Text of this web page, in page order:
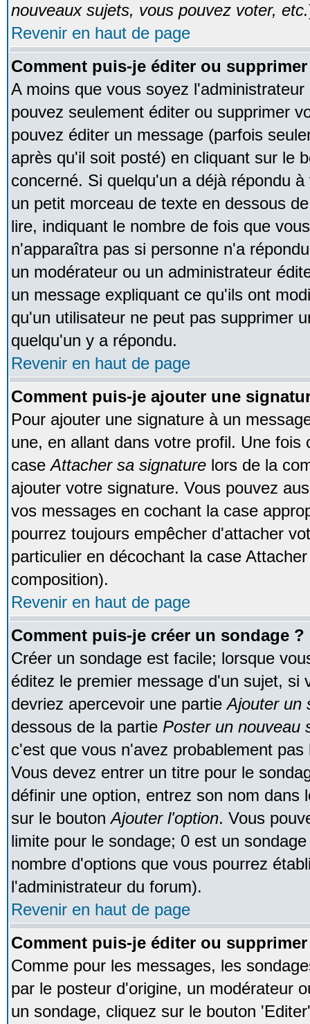
nouveaux sujets, vous pouvez voter, etc.
Revenir en haut de page
Comment puis-je éditer ou
A moins que vous soyez
pouvez seulement éditer ou supprimer
pouvez éditer un message (parfois
après qu'il soit posté) en cliquant sur le
concerné. Si quelqu'un a déjà répondu
un petit morceau de texte en dessous
lire, indiquant le nombre de fois que
n'apparaîtra pas si personne n'a
un modérateur ou un administrateur
un message expliquant ce qu'ils ont
qu'un utilisateur ne peut pas supprimer
quelqu'un y a répondu.
Revenir en haut de page
Comment puis-je ajouter une
Pour ajouter une signature à un
une, en allant dans votre profil. Une fois
caseAttacher sa signature lors de la
ajouter votre signature. Vous pouvez
vos messages en cochant la case
pourrez toujours empêcher d'attacher
particulier en décochant la case
composition).
Revenir en haut de page
Comment puis-je créer un sondage ?
Créer un sondage est facile; lorsque
éditez le premier message d'un sujet, si
devriez apercevoir une partieAjouter un
dessous de la partie Poster un nouveau
c'est que vous n'avez probablement
Vous devez entrer un titre pour le
définir une option, entrez son nom dans
sur le boutonAjouter l'option. Vous
limite pour le sondage; 0 est un
nombre d'options que vous pourrez
l'administrateur du forum).
Revenir en haut de page
Comment puis-je éditer ou
Comme pour les messages, les
par le posteur d'origine, un modérateur
un sondage, cliquez sur le bouton